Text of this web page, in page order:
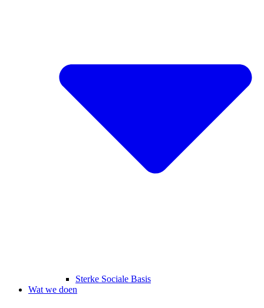
Sterke Sociale Basis
Wat we doen